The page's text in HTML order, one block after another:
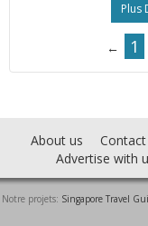
Plus
← 1
About us
Advertise with
Notre projets: Singapore Travel